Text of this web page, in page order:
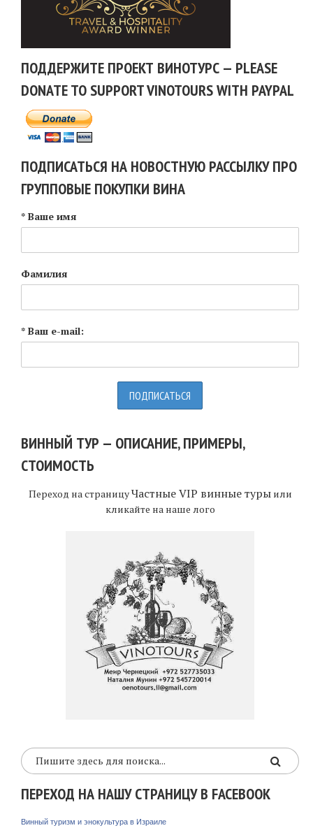
ПОДДЕРЖИТЕ ПРОЕКТ ВИНОТУРС — PLEASE
DONATE TO SUPPORT VINOTOURS WITH PAYPAL
ПОДПИСАТЬСЯ НА НОВОСТНУЮ РАССЫЛКУ ПРО
ГРУППОВЫЕ ПОКУПКИ ВИНА
* Ваше имя
Фамилия
* Ваш e-mail:
ВИННЫЙ ТУР — ОПИСАНИЕ, ПРИМЕРЫ,
СТОИМОСТЬ
Переход на страницуЧастные VIP винные турыили
кликайте на наше лого
ПЕРЕХОД НА НАШУ СТРАНИЦУ В FACEBOOK
Винный туризм и энокультура в Израиле